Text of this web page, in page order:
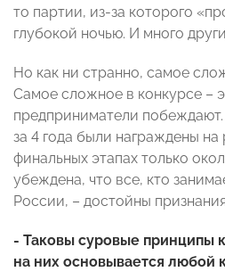
то партии, из-за которого
глубокой ночью. И много
Но как ни странно, самое
Самое сложное в конкурсе –
предприниматели побеждают.
за 4 года были награждены на
финальных этапах только
убеждена, что все, кто
России, – достойны
- Таковы суровые принципы
на них основывается любой